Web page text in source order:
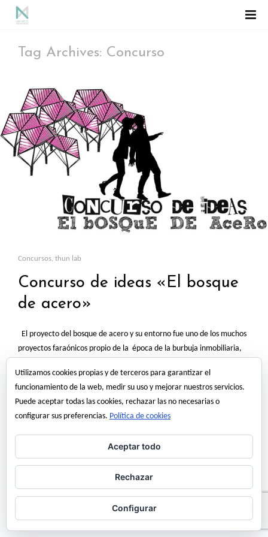
Tag Archives: Concurso
Concursos thun lab
Concurso de ideas «El bosque
de acero»
El proyecto del bosque de acero y su entorno fue uno de los muchos
proyectos faraónicos propio de la época de la burbuja inmobiliaria,
en muchas ocasiones se construyeron sin pensar cual sería su función
futura, o si realmente era necesario o no construirlos. El proyecto…
Read More
bosque de acero Concurso cuenca ideas moneo
Utilizamos cookies propias y de terceros para garantizar el
funcionamiento de la web, medir su uso y mejorar nuestros servicios.
Puede aceptar todas las cookies, rechazar las no necesarias o
configurar sus preferencias. Política de cookies
Aceptar todo
Rechazar
Configurar